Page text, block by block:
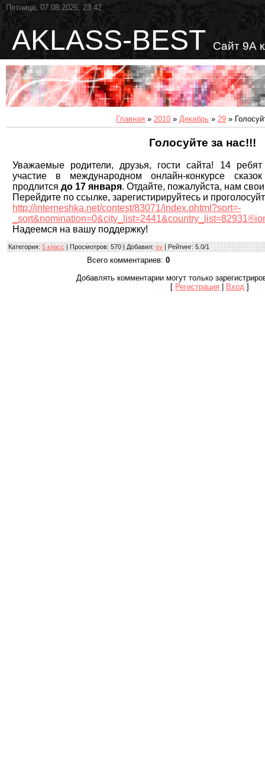
Пятница, 07.08.2026, 23:42
AKLASS-BEST Сайт 9А
Главная » 2010 » Декабрь » 29 »
Голосуйте за нас!!!
Уважаемые родители, друзья, гости сайта! 14
участие в международном онлайн-конкурсе
продлится до 17 января. Отдайте, пожалуйста, нам
Перейдите по ссылке, зарегистирируйтесь и
http://interneshka.net/contest/83071/index.phtml?sort=-
Надеемся на вашу поддержку!
Категория: 5 класс | Просмотров: 570 | Добавил: sv | Рейтинг: 5.0/1
Всего комментариев: 0
Добавлять комментарии могут только
[ Регистрация Вход ]